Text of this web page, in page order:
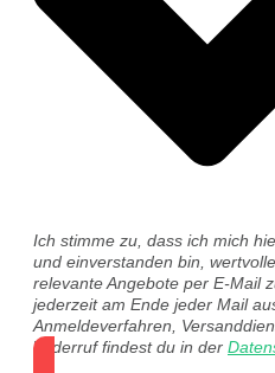
Ich stimme zu, dass ich mich
und einverstanden bin,
relevante Angebote per E-Mail
jederzeit am Ende jeder Mail
Anmeldeverfahren,
Widerruf findest du in der